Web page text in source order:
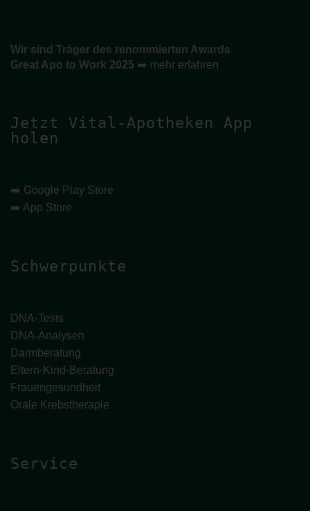
Wir sind Träger des renommierten Awards
Great Apo to Work 2025 ➡️ mehr erfahren
Jetzt Vital-Apotheken App
holen
➡️ Google Play Store
➡️ App Store
Schwerpunkte
DNA-Tests
DNA-Analysen
Darmberatung
Eltern-Kind-Beratung
Frauengesundheit
Orale Krebstherapie
Service